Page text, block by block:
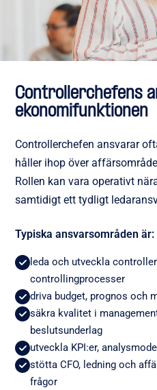
Controllerchefens
ekonomifunktionen
Controllerchefen ansvarar
håller ihop över
Rollen kan vara operativt
samtidigt ett tydligt
Typiska ansvarsområden är:
leda och utveckla
controllingprocesser
driva budget, prognos och
säkra kvalitet i
beslutsunderlag
utveckla KPI:er,
stötta CFO, ledning och
frågor